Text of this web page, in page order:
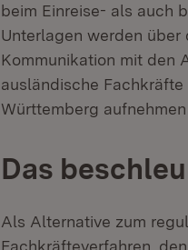
beim Einreise- als auch
Unterlagen werden
Kommunikation mit den
ausländische
Württemberg aufnehmen
Das
Als Alternative zum
Fachkräfteverfahren,